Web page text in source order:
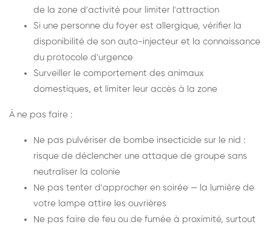
de la zone d'activité pour limiter l'attraction
Si une personne du foyer est allergique, vérifier la
disponibilité de son auto-injecteur et la connaissance
du protocole d'urgence
Surveiller le comportement des animaux
domestiques, et limiter leur accès à la zone
À ne pas faire :
Ne pas pulvériser de bombe insecticide sur le nid :
risque de déclencher une attaque de groupe sans
neutraliser la colonie
Ne pas tenter d'approcher en soirée — la lumière de
votre lampe attire les ouvrières
Ne pas faire de feu ou de fumée à proximité, surtout